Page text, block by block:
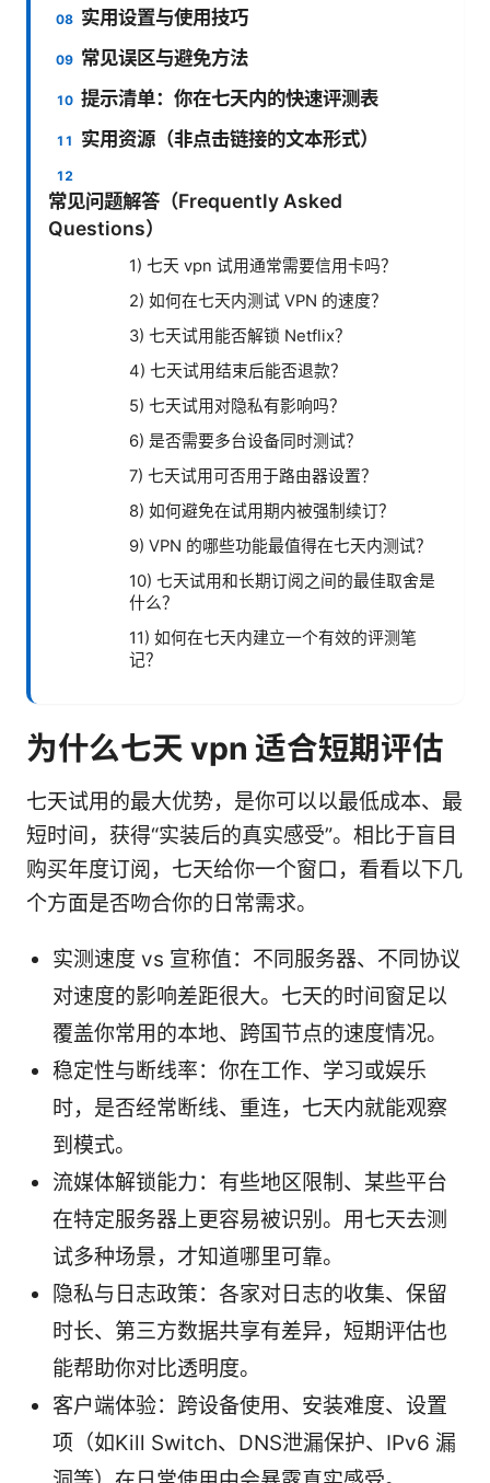
实用设置与使用技巧
常见误区与避免方法
提示清单：你在七天内的快速评测表
实用资源（非点击链接的文本形式）
常见问题解答（Frequently Asked
Questions）
1) 七天 vpn 试用通常需要信用卡吗？
2) 如何在七天内测试 VPN 的速度？
3) 七天试用能否解锁 Netflix？
4) 七天试用结束后能否退款？
5) 七天试用对隐私有影响吗？
6) 是否需要多台设备同时测试？
7) 七天试用可否用于路由器设置？
8) 如何避免在试用期内被强制续订？
9) VPN 的哪些功能最值得在七天内测试？
10) 七天试用和长期订阅之间的最佳取舍是
什么？
11) 如何在七天内建立一个有效的评测笔
记？
为什么七天 vpn 适合短期评估
七天试用的最大优势，是你可以以最低成本、最
短时间，获得“实装后的真实感受”。相比于盲目
购买年度订阅，七天给你一个窗口，看看以下几
个方面是否吻合你的日常需求。
实测速度 vs 宣称值：不同服务器、不同协议
对速度的影响差距很大。七天的时间窗足以
覆盖你常用的本地、跨国节点的速度情况。
稳定性与断线率：你在工作、学习或娱乐
时，是否经常断线、重连，七天内就能观察
到模式。
流媒体解锁能力：有些地区限制、某些平台
在特定服务器上更容易被识别。用七天去测
试多种场景，才知道哪里可靠。
隐私与日志政策：各家对日志的收集、保留
时长、第三方数据共享有差异，短期评估也
能帮助你对比透明度。
客户端体验：跨设备使用、安装难度、设置
项（如Kill Switch、DNS泄漏保护、IPv6 漏